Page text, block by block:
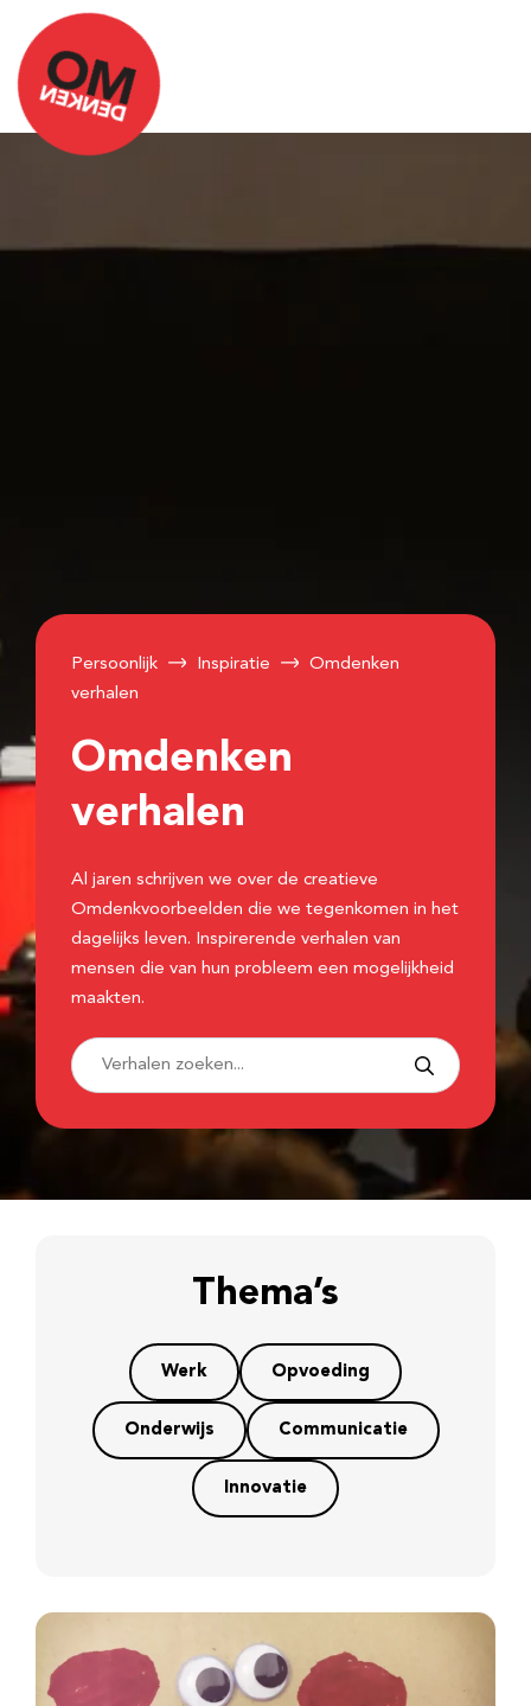
Persoonlijk Inspiratie
Omdenken
verhalen
Omdenken
verhalen
Al jaren schrijven we over de creatieve
Omdenkvoorbeelden die we tegenkomen in het
dagelijks leven. Inspirerende verhalen van
mensen die van hun probleem een mogelijkheid
maakten.
Thema’s
Werk Opvoeding
Onderwijs Communicatie
Innovatie